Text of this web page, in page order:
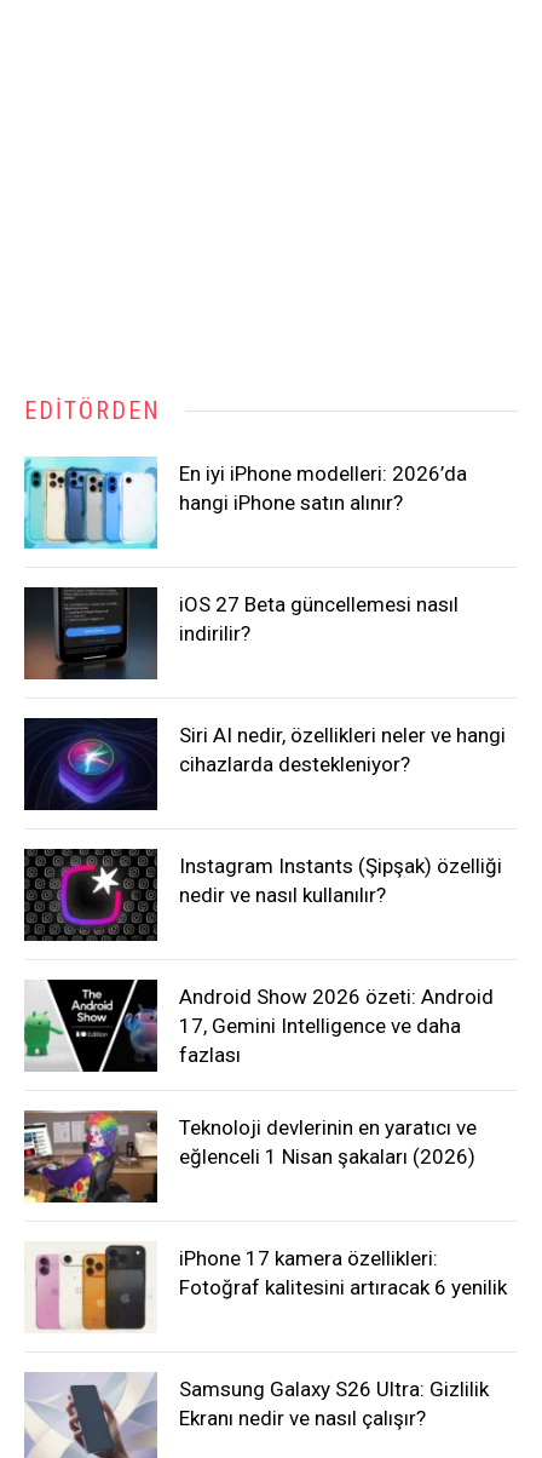
EDITÖRDEN
En iyi iPhone modelleri: 2026’da
hangi iPhone satın alınır?
iOS 27 Beta güncellemesi nasıl
indirilir?
Siri AI nedir, özellikleri neler ve hangi
cihazlarda destekleniyor?
Instagram Instants (Şipşak) özelliği
nedir ve nasıl kullanılır?
Android Show 2026 özeti: Android
17, Gemini Intelligence ve daha
fazlası
Teknoloji devlerinin en yaratıcı ve
eğlenceli 1 Nisan şakaları (2026)
iPhone 17 kamera özellikleri:
Fotoğraf kalitesini artıracak 6 yenilik
Samsung Galaxy S26 Ultra: Gizlilik
Ekranı nedir ve nasıl çalışır?